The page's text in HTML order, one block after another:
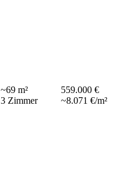
~69 m²
3 Zimmer
559.000 €
~8.071 €/m²